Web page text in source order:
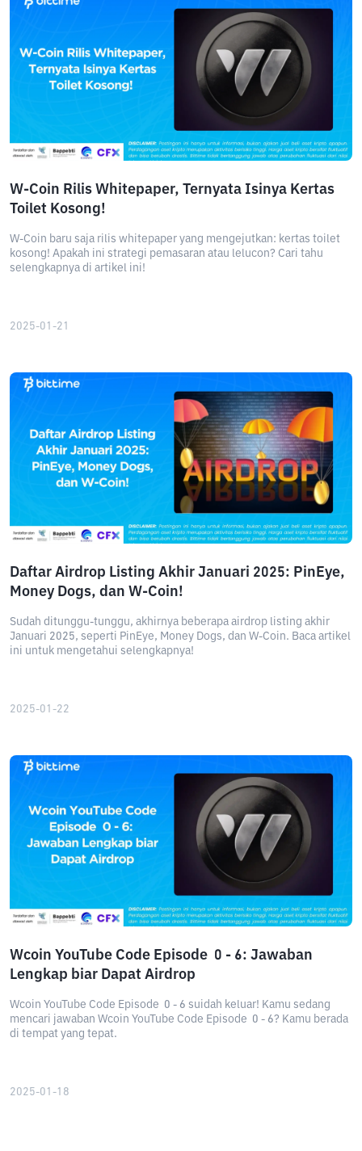
W-Coin Rilis Whitepaper, Ternyata Isinya Kertas
Toilet Kosong!
W-Coin baru saja rilis whitepaper yang mengejutkan: kertas toilet
kosong! Apakah ini strategi pemasaran atau lelucon? Cari tahu
selengkapnya di artikel ini!
2025-01-21
Daftar Airdrop Listing Akhir Januari 2025: PinEye,
Money Dogs, dan W-Coin!
Sudah ditunggu-tunggu, akhirnya beberapa airdrop listing akhir
Januari 2025, seperti PinEye, Money Dogs, dan W-Coin. Baca artikel
ini untuk mengetahui selengkapnya!
2025-01-22
Wcoin YouTube Code Episode 0 - 6: Jawaban
Lengkap biar Dapat Airdrop
Wcoin YouTube Code Episode 0 - 6 suidah keluar! Kamu sedang
mencari jawaban Wcoin YouTube Code Episode 0 - 6? Kamu berada
di tempat yang tepat.
2025-01-18